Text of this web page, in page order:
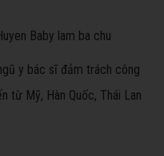
y bác sĩ đảm trách công
từ Mỹ, Hàn Quốc, Thái Lan